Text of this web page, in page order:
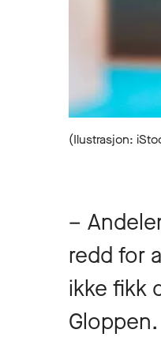
(Ilustrasjon:
–
redd for
ikke fikk
Gloppen.